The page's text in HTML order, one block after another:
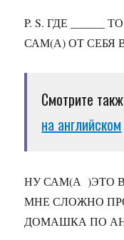
P. S. ГДЕ
САМ(А) ОТ СЕБЯ
Смотрите
на английском
НУ САМ(А )ЭТО
МНЕ СЛОЖНО
ДОМАШКА ПО